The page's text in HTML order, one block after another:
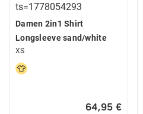
Damen 2in1 Shirt
Longsleeve sand/white
XS
64,95 €